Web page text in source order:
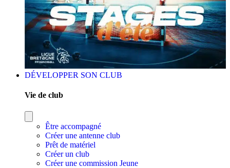
DÉVELOPPER SON CLUB
Vie de club
Être accompagné
Créer une antenne club
Prêt de matériel
Créer un club
Créer une commission Jeune